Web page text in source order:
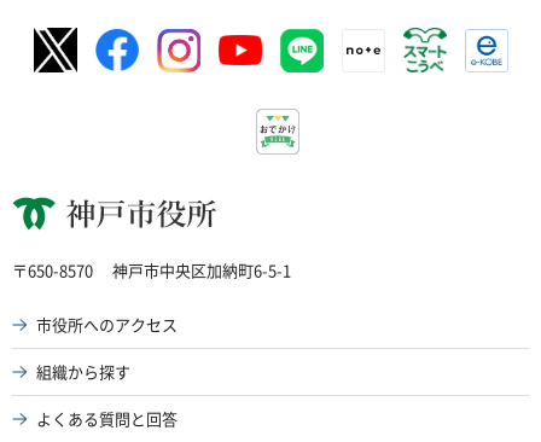
神戸市役所
〒650-8570 神戸市中央区加納町6-5-1
市役所へのアクセス
組織から探す
よくある質問と回答